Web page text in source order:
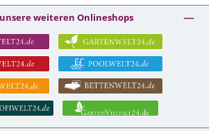
weiteren Onlineshops